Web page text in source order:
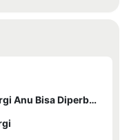
Transformator sareng Énergi Anu Bisa Diperbarui